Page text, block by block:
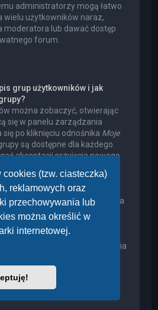
(tzw. ciasteczka)
reklamowych oraz
przechowywania lub
można określić w
internetowej.
administratorzy mogą łatwo
wielu użytkowników naraz,
moderatora lub dawać dostęp
forum.
grup użytkowników i jak
można zobaczyć, otwierając
się w panelu zarządzania
po kliknięciu odnośnika Moje
są dostępne dla każdego.
akceptacji przyjęcia nowego
Użytkownik może
danej grupy, naciskając
o przyjęcie do grupy, która
nowego członka, musi
przez lidera grupy. Może on
podanie wyjaśnień, dlaczego
grupy. W przypadku otrzymania
miał on swoje powody.